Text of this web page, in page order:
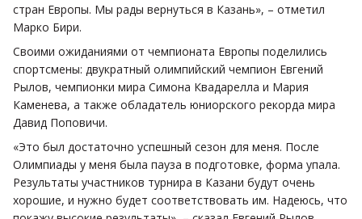
стран Европы. Мы рады вернуться в Казань», – отметил
Марко Бири.
Своими ожиданиями от чемпионата Европы поделились
спортсмены: двукратный олимпийский чемпион Евгений
Рылов, чемпионки мира Симона Квадарелла и Мария
Каменева, а также обладатель юниорского рекорда мира
Давид Поповичи.
«Это был достаточно успешный сезон для меня. После
Олимпиады у меня была пауза в подготовке, форма упала.
Результаты участников турнира в Казани будут очень
хорошие, и нужно будет соответствовать им. Надеюсь, что